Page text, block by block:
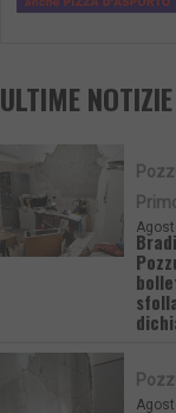
ULTIME NOTIZIE